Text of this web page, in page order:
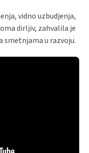
vidno uzbudjenja,
dirljiv, zahvalila je
smetnjama u razvoju.